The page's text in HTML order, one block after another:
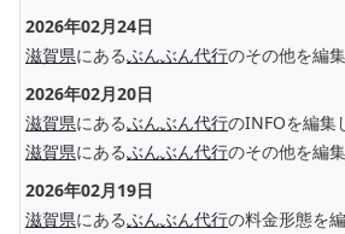
2026年02月24日
滋賀県にあるぶんぶん代行のその他を編集
2026年02月20日
滋賀県にあるぶんぶん代行のINFOを編集
滋賀県にあるぶんぶん代行のその他を編集
2026年02月19日
滋賀県にあるぶんぶん代行の料金形態を